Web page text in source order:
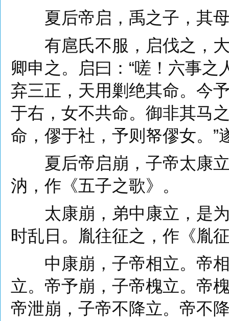
夏后帝启，禹之子，其母
有扈氏不服，启伐之，大
卿申之。启曰：“嗟！六事
弃三正，天用剿绝其命。今
于右，女不共命。御非其马
命，僇于社，予则帑僇女。”
夏后帝启崩，子帝太康立
汭，作《五子之歌》。
太康崩，弟中康立，是为
时乱日。胤往征之，作《胤
中康崩，子帝相立。帝相
立。帝予崩，子帝槐立。帝
帝泄崩，子帝不降立。帝不